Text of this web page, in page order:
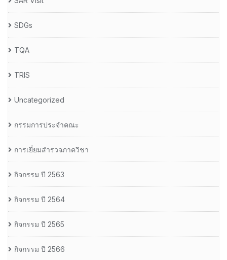
SDGs
TQA
TRIS
Uncategorized
กรรมการประจำคณะ
การเยี่ยมสำรวจภาควิชา
กิจกรรม ปี 2563
กิจกรรม ปี 2564
กิจกรรม ปี 2565
กิจกรรม ปี 2566